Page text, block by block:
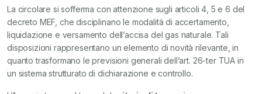
La circolare si sofferma con attenzione sugli articoli 4, 5 e 6 del
decreto MEF, che disciplinano le modalità di accertamento,
liquidazione e versamento dell’accisa del gas naturale. Tali
disposizioni rappresentano un elemento di novità rilevante, in
quanto trasformano le previsioni generali dell’art. 26-ter TUA in
un sistema strutturato di dichiarazione e controllo.